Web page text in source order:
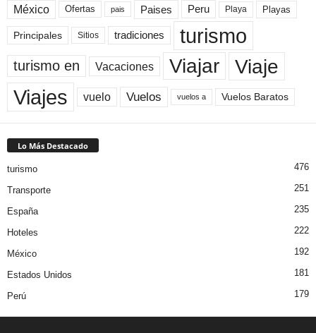
México Ofertas pais Paises Peru Playa Playas
Principales Sitios tradiciones turismo
turismo en Vacaciones Viajar Viaje
Viajes vuelo Vuelos vuelos a Vuelos Baratos
Lo Más Destacado
turismo 476
Transporte 251
España 235
Hoteles 222
México 192
Estados Unidos 181
Perú 179